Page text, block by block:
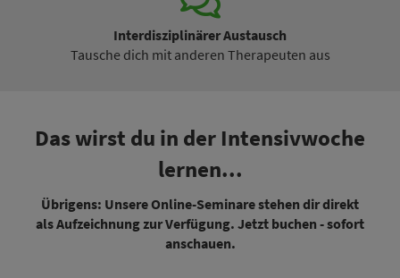
Interdisziplinärer Austausch
Tausche dich mit anderen Therapeuten aus
Das wirst du in der Intensivwoche
lernen...
Übrigens: Unsere Online-Seminare stehen dir direkt
als Aufzeichnung zur Verfügung. Jetzt buchen - sofort
anschauen.